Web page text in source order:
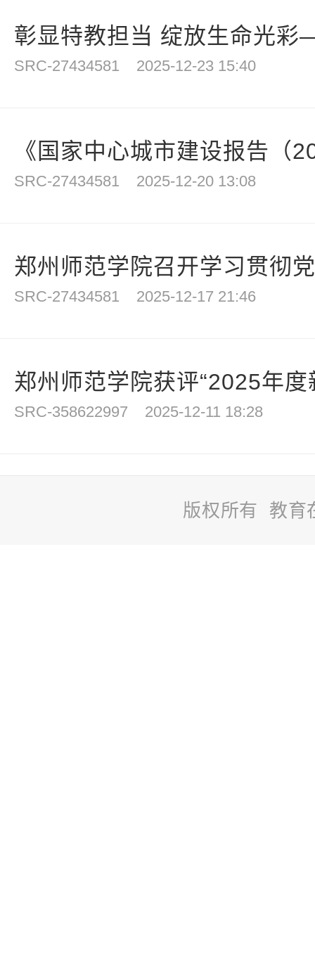
彰显特教担当 绽放生命光
SRC-27434581 2025-12-23 15:40
《国家中心城市建设报告（
SRC-27434581 2025-12-20 13:08
郑州师范学院召开学习贯彻
SRC-27434581 2025-12-17 21:46
郑州师范学院获评“2025年
SRC-358622997 2025-12-11 18:28
版权所有 教育